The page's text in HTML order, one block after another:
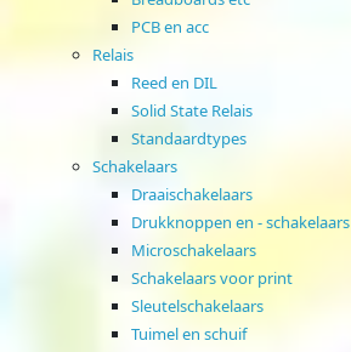
PCB en acc
Relais
Reed en DIL
Solid State Relais
Standaardtypes
Schakelaars
Draaischakelaars
Drukknoppen en - schakelaars
Microschakelaars
Schakelaars voor print
Sleutelschakelaars
Tuimel en schuif